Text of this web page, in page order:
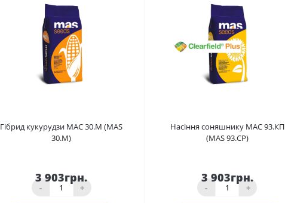
Гібрид кукурудзи МАС 30.М (MAS
30.M)
3 903грн.
- +
Насіння соняшнику МАС 93.КП
(MAS 93.CP)
3 903грн.
- +